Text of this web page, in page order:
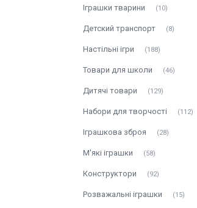
Іграшки тварини 10
Детский транспорт 8
Настільні ігри 188
Товари для школи 46
Дитячі товари 129
Набори для творчості 112
Іграшкова зброя 28
М'які іграшки 58
Конструктори 92
Розважальні іграшки 15